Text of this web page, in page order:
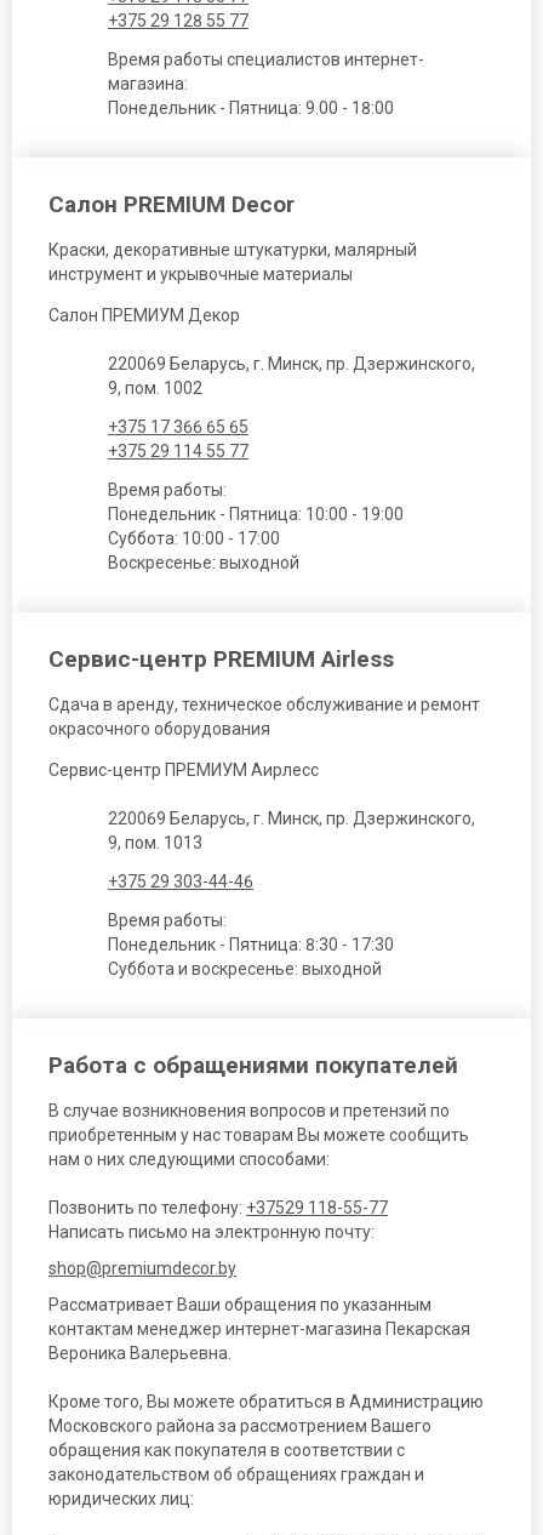
+375 29 128 55 77
Время работы специалистов интернет-
магазина:
Понедельник - Пятница: 9.00 - 18:00
Салон PREMIUM Decor
Краски, декоративные штукатурки, малярный
инструмент и укрывочные материалы
Салон ПРЕМИУМ Декор
220069 Беларусь, г. Минск, пр. Дзержинского,
9, пом. 1002
+375 17 366 65 65
+375 29 114 55 77
Время работы:
Понедельник - Пятница: 10:00 - 19:00
Суббота: 10:00 - 17:00
Воскресенье: выходной
Сервис-центр PREMIUM Airless
Сдача в аренду, техническое обслуживание и ремонт
окрасочного оборудования
Сервис-центр ПРЕМИУМ Аирлесс
220069 Беларусь, г. Минск, пр. Дзержинского,
9, пом. 1013
+375 29 303-44-46
Время работы:
Понедельник - Пятница: 8:30 - 17:30
Суббота и воскресенье: выходной
Работа с обращениями покупателей
В случае возникновения вопросов и претензий по
приобретенным у нас товарам Вы можете сообщить
нам о них следующими способами:
Позвонить по телефону: +37529 118-55-77
Написать письмо на электронную почту:
shop@premiumdecor.by
Рассматривает Ваши обращения по указанным
контактам менеджер интернет-магазина Пекарская
Вероника Валерьевна.
Кроме того, Вы можете обратиться в Администрацию
Московского района за рассмотрением Вашего
обращения как покупателя в соответствии с
законодательством об обращениях граждан и
юридических лиц: